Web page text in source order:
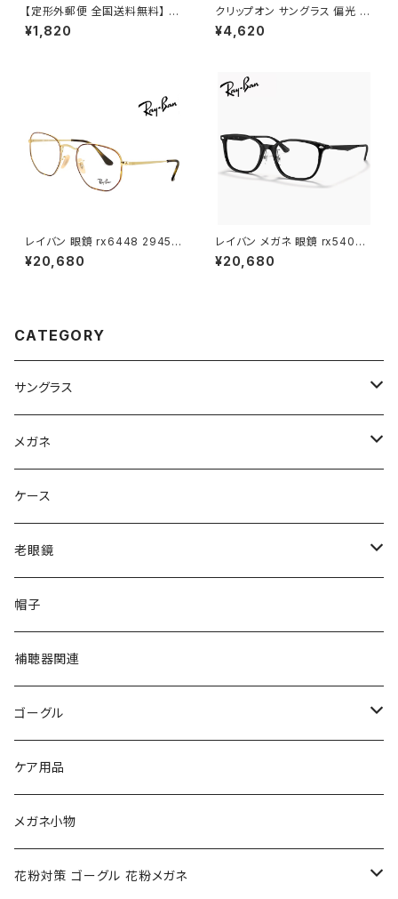
【定形外郵便 全国送料無料】 g
c355 メンズ 偏光サングラス 偏
光 レンズ サングラス UVカット
¥1,820
クリップオン サングラス 偏光 レ
ンズ付き 眼鏡 3136-1 メガネ
メンズ クリップオンサングラス
カラー おしゃれ 度付き対応 サ
ングラス
¥4,620
レイバン 眼鏡 rx6448 2945 5
1mm メガネ Ray-Ban 多角形
型 ヘキサゴン フレーム rb644
¥20,680
レイバン メガネ 眼鏡 rx5403d
5725 54mm Ray-Ban 眼鏡
メンズ レディース ユニセックス
¥20,680
CATEGORY
サングラス
Ray-Ban レイバン
gucci グッチ
VivienneWestwood ヴィヴィアン
PAGE BOY ページボーイ
フルラ FURLA
トムフォード TOM FORD
NIKE ナイキ
クロエ chloe
ポリス POLICE
メガネ
Ray-Ban レイバン
gucci グッチ
VivienneWestwood ヴィヴィアン
FURLA フルラ
トムフォード TOM FORD
Oakley オークリー
renoma レノマ
RODEN STOCK ローデンストック
ケース
老眼鏡
エッシェンバッハ Eschenbach
PORSCHE DESIGN ポルシェデザイン
ルーペ
帽子
補聴器関連
ゴーグル
アックス AXE
花粉対策ゴーグル
度つき対応ゴーグル
ケア用品
メガネ小物
花粉対策 ゴーグル 花粉メガネ